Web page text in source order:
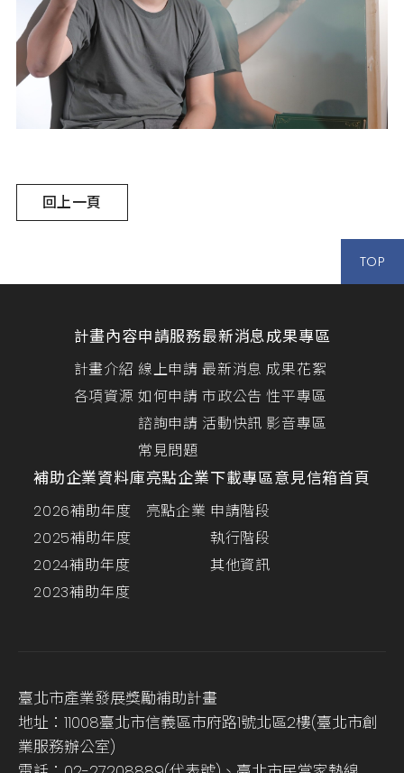
回上一頁
TOP
計畫內容
計畫介紹
各項資源
申請服務
線上申請
如何申請
諮詢申請
常見問題
最新消息
最新消息
市政公告
活動快訊
成果專區
成果花絮
性平專區
影音專區
補助企業資料庫
2026補助年度
2025補助年度
2024補助年度
2023補助年度
亮點企業
亮點企業
下載專區
申請階段
執行階段
其他資訊
意見信箱首頁
臺北市產業發展獎勵補助計畫
地址：11008臺北市信義區市府路1號北區2樓(臺北市創
業服務辦公室)